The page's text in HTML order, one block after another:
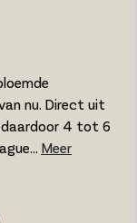
nu. Direct uit
daardoor 4 tot 6
Meer